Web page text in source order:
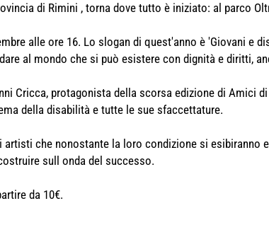
di Rimini , torna dove tutto è iniziato: al parco
alle ore 16. Lo slogan di quest'anno è 'Giovani e
al mondo che si può esistere con dignità e diritti,
Cricca, protagonista della scorsa edizione di Amici
della disabilità e tutte le sue sfaccettature.
artisti che nonostante la loro condizione si esibiranno
sull onda del successo.
da 10€.